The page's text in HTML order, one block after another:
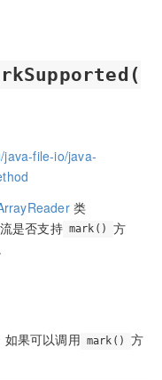
java-file-io/java-
类
是否支持 mark()
方
果可以调用 mark()
方